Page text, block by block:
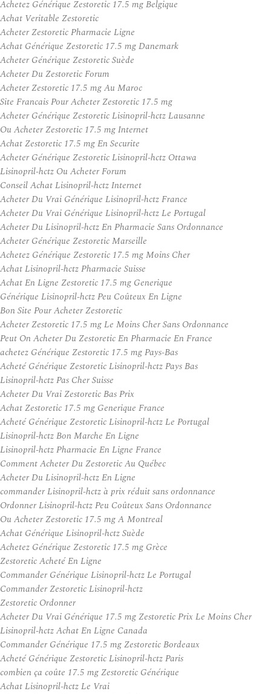
Achetez Générique Zestoretic 17.5 mg Belgique
Achat Veritable Zestoretic
Acheter Zestoretic Pharmacie Ligne
Achat Générique Zestoretic 17.5 mg Danemark
Acheter Générique Zestoretic Suède
Acheter Du Zestoretic Forum
Acheter Zestoretic 17.5 mg Au Maroc
Site Francais Pour Acheter Zestoretic 17.5 mg
Acheter Générique Zestoretic Lisinopril-hctz Lausanne
Ou Acheter Zestoretic 17.5 mg Internet
Achat Zestoretic 17.5 mg En Securite
Acheter Générique Zestoretic Lisinopril-hctz Ottawa
Lisinopril-hctz Ou Acheter Forum
Conseil Achat Lisinopril-hctz Internet
Acheter Du Vrai Générique Lisinopril-hctz France
Acheter Du Vrai Générique Lisinopril-hctz Le Portugal
Acheter Du Lisinopril-hctz En Pharmacie Sans Ordonnance
Acheter Générique Zestoretic Marseille
Achetez Générique Zestoretic 17.5 mg Moins Cher
Achat Lisinopril-hctz Pharmacie Suisse
Achat En Ligne Zestoretic 17.5 mg Generique
Générique Lisinopril-hctz Peu Coûteux En Ligne
Bon Site Pour Acheter Zestoretic
Acheter Zestoretic 17.5 mg Le Moins Cher Sans Ordonnance
Peut On Acheter Du Zestoretic En Pharmacie En France
achetez Générique Zestoretic 17.5 mg Pays-Bas
Acheté Générique Zestoretic Lisinopril-hctz Pays Bas
Lisinopril-hctz Pas Cher Suisse
Acheter Du Vrai Zestoretic Bas Prix
Achat Zestoretic 17.5 mg Generique France
Acheté Générique Zestoretic Lisinopril-hctz Le Portugal
Lisinopril-hctz Bon Marche En Ligne
Lisinopril-hctz Pharmacie En Ligne France
Comment Acheter Du Zestoretic Au Québec
Acheter Du Lisinopril-hctz En Ligne
commander Lisinopril-hctz à prix réduit sans ordonnance
Ordonner Lisinopril-hctz Peu Coûteux Sans Ordonnance
Ou Acheter Zestoretic 17.5 mg A Montreal
Achat Générique Lisinopril-hctz Suède
Achetez Générique Zestoretic 17.5 mg Grèce
Zestoretic Acheté En Ligne
Commander Générique Lisinopril-hctz Le Portugal
Commander Zestoretic Lisinopril-hctz
Zestoretic Ordonner
Acheter Du Vrai Générique 17.5 mg Zestoretic Prix Le Moins Cher
Lisinopril-hctz Achat En Ligne Canada
Commander Générique 17.5 mg Zestoretic Bordeaux
Acheté Générique Zestoretic Lisinopril-hctz Paris
combien ça coûte 17.5 mg Zestoretic Générique
Achat Lisinopril-hctz Le Vrai